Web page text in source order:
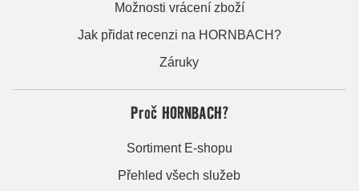
Možnosti vrácení zboží
Jak přidat recenzi na HORNBACH?
Záruky
Proč HORNBACH?
Sortiment E-shopu
Přehled všech služeb